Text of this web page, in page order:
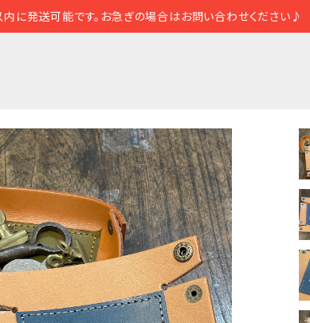
に発送可能です。お急ぎの場合はお問い合わせください♪